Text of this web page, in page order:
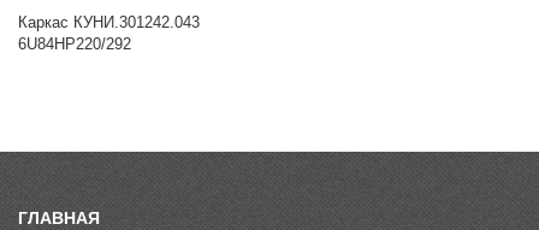
Каркас КУНИ.301242.043
6U84HP220/292
ГЛАВНАЯ